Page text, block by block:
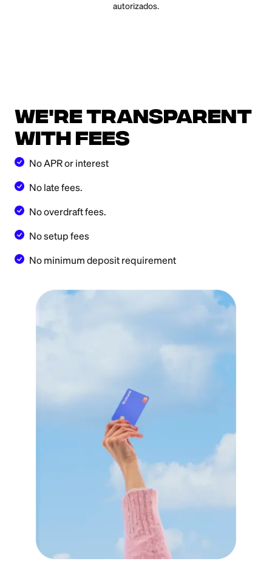
autorizados.
We're transparent
with fees
No APR or interest
No late fees.
No overdraft fees.
No setup fees
No minimum deposit requirement